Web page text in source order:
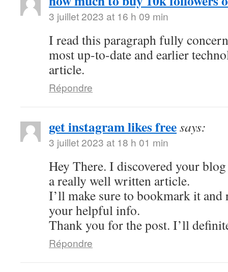
3 juillet 2023 at 16 h 09 min
I read this paragraph fully
most up-to-date and earlier
article.
Répondre
get instagram likes freesays:
3 juillet 2023 at 18 h 01 min
Hey There. I discovered your
a really well written article.
I’ll make sure to bookmark it
your helpful info.
Thank you for the post. I’ll
Répondre